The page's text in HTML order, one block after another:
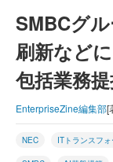
SMBCグ
刷新など
包括業務
EnterpriseZine編集部[
NEC ITトランスフ